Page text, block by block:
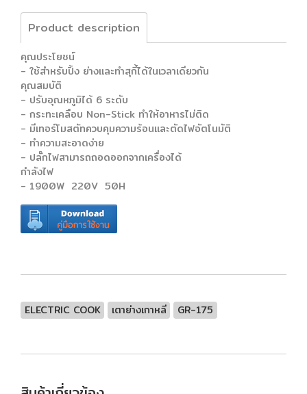
Product description
คุณประโยชน์
- ใช้สำหรับปิ้ง ย่างและทำสุกี้ได้ในเวลาเดียวกัน
คุณสมบัติ
- ปรับอุณหภูมิได้ 6 ระดับ
- กระทะเคลือบ Non-Stick ทำให้อาหารไม่ติด
- มีเทอร์โมสตัทควบคุมความร้อนและตัดไฟอัตโนมัติ
- ทำความสะอาดง่าย
- ปลั๊กไฟสามารถถอดออกจากเครื่องได้
กำลังไฟ
- 1900W 220V 50H
ELECTRIC COOK เตาย่างเกาหลี GR-175